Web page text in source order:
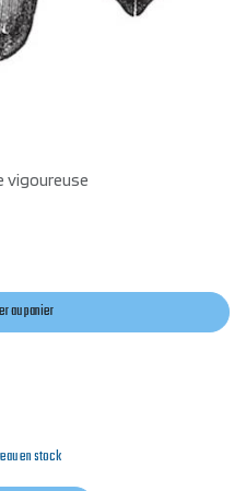
vigoureuse
au panier
en stock